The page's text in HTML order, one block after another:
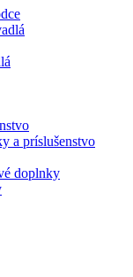
a príslušenstvo
doplnky